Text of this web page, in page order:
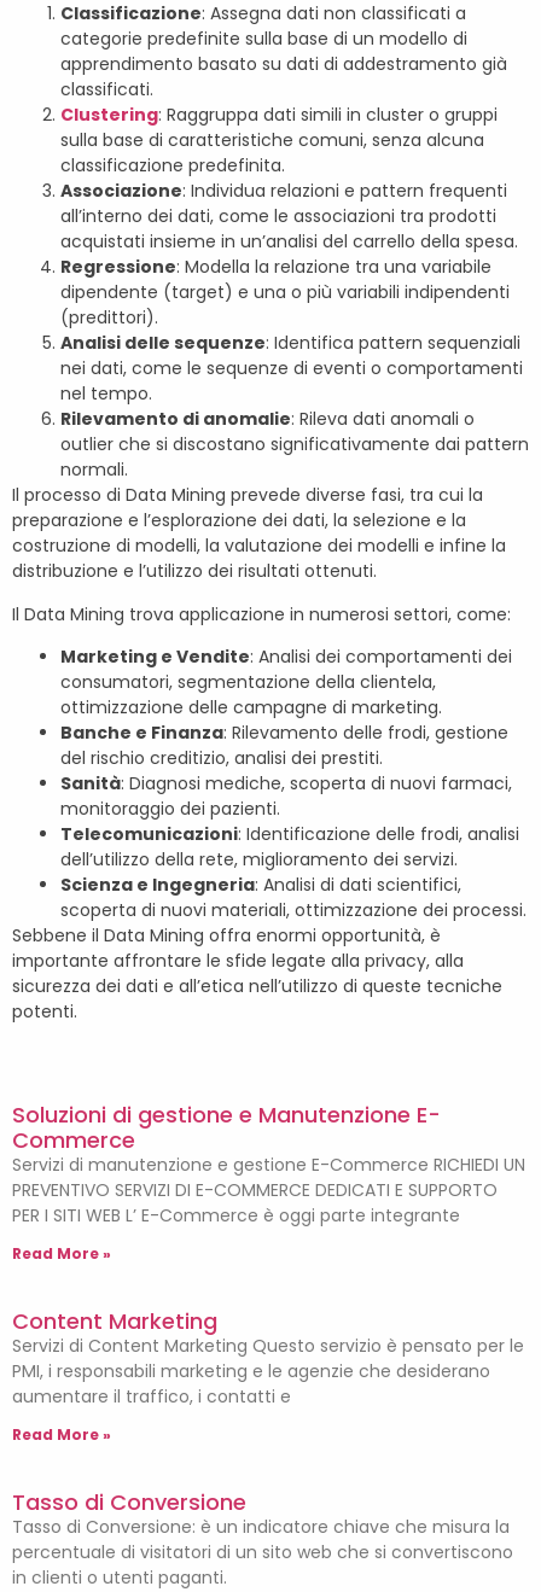
Classificazione: Assegna dati non classificati a
categorie predefinite sulla base di un modello di
apprendimento basato su dati di addestramento già
classificati.
Clustering: Raggruppa dati simili in cluster o gruppi
sulla base di caratteristiche comuni, senza alcuna
classificazione predefinita.
Associazione: Individua relazioni e pattern frequenti
all’interno dei dati, come le associazioni tra prodotti
acquistati insieme in un’analisi del carrello della spesa.
Regressione: Modella la relazione tra una variabile
dipendente (target) e una o più variabili indipendenti
(predittori).
Analisi delle sequenze: Identifica pattern sequenziali
nei dati, come le sequenze di eventi o comportamenti
nel tempo.
Rilevamento di anomalie: Rileva dati anomali o
outlier che si discostano significativamente dai pattern
normali.
Il processo di Data Mining prevede diverse fasi, tra cui la
preparazione e l’esplorazione dei dati, la selezione e la
costruzione di modelli, la valutazione dei modelli e infine la
distribuzione e l’utilizzo dei risultati ottenuti.
Il Data Mining trova applicazione in numerosi settori, come:
Marketing e Vendite: Analisi dei comportamenti dei
consumatori, segmentazione della clientela,
ottimizzazione delle campagne di marketing.
Banche e Finanza: Rilevamento delle frodi, gestione
del rischio creditizio, analisi dei prestiti.
Sanità: Diagnosi mediche, scoperta di nuovi farmaci,
monitoraggio dei pazienti.
Telecomunicazioni: Identificazione delle frodi, analisi
dell’utilizzo della rete, miglioramento dei servizi.
Scienza e Ingegneria: Analisi di dati scientifici,
scoperta di nuovi materiali, ottimizzazione dei processi.
Sebbene il Data Mining offra enormi opportunità, è
importante affrontare le sfide legate alla privacy, alla
sicurezza dei dati e all’etica nell’utilizzo di queste tecniche
potenti.
Soluzioni di gestione e Manutenzione E-
Commerce
Servizi di manutenzione e gestione E-Commerce RICHIEDI UN
PREVENTIVO SERVIZI DI E-COMMERCE DEDICATI E SUPPORTO
PER I SITI WEB L’ E-Commerce è oggi parte integrante
Read More »
Content Marketing
Servizi di Content Marketing Questo servizio è pensato per le
PMI, i responsabili marketing e le agenzie che desiderano
aumentare il traffico, i contatti e
Read More »
Tasso di Conversione
Tasso di Conversione: è un indicatore chiave che misura la
percentuale di visitatori di un sito web che si convertiscono
in clienti o utenti paganti.